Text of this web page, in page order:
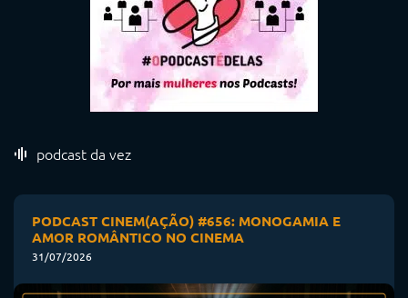
podcast da vez
PODCAST CINEM(AÇÃO) #656: MONOGAMIA E
AMOR ROMÂNTICO NO CINEMA
31/07/2026